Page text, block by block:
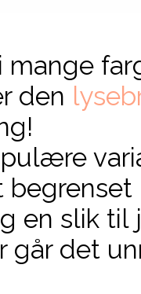
i mange
den
en slik
går det